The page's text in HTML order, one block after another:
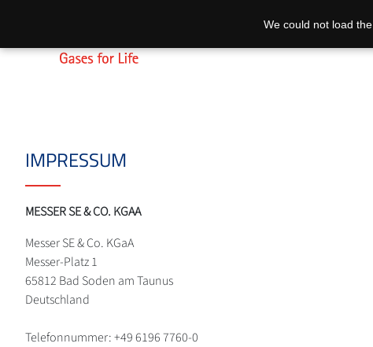
IMPRESSUM
MESSER SE & CO. KGAA
Messer SE & Co. KGaA
Messer-Platz 1
65812 Bad Soden am Taunus
Deutschland
Telefonnummer: +49 6196 7760-0
We could not load